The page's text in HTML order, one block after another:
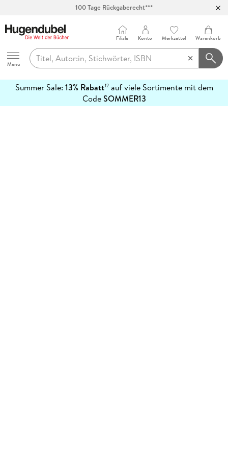
100 Tage Rückgaberecht***
Hugendubel
Menu
Filiale Konto Merkzettel Warenkorb
Summer Sale: 13% Rabatt12auf viele Sortimente mit dem
CodeSOMMER13
erfahren